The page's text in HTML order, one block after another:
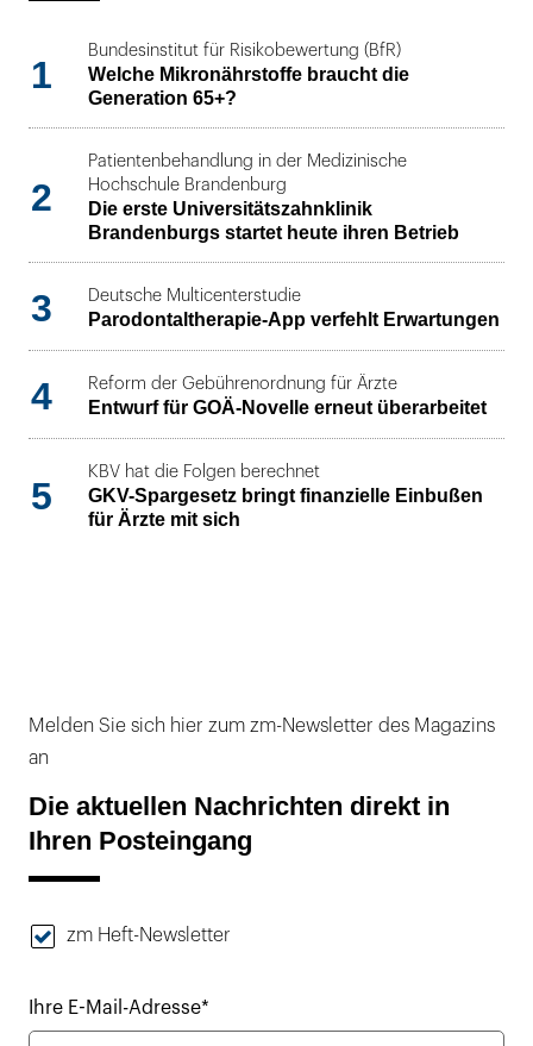
1
Bundesinstitut für Risikobewertung (BfR)
Welche Mikronährstoffe braucht die
Generation 65+?
2
Patientenbehandlung in der Medizinische
Hochschule Brandenburg
Die erste Universitätszahnklinik
Brandenburgs startet heute ihren Betrieb
3 Deutsche Multicenterstudie
Parodontaltherapie-App verfehlt Erwartungen
4 Reform der Gebührenordnung für Ärzte
Entwurf für GOÄ-Novelle erneut überarbeitet
5
KBV hat die Folgen berechnet
GKV-Spargesetz bringt finanzielle Einbußen
für Ärzte mit sich
Melden Sie sich hier zum zm-Newsletter des Magazins
an
Die aktuellen Nachrichten direkt in
Ihren Posteingang
zm Heft-Newsletter
Ihre E-Mail-Adresse*